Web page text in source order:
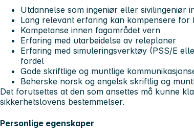
Utdannelse som ingeniør eller sivilingeniør
Lang relevant erfaring kan kompensere for
Kompetanse innen fagområdet vern
Erfaring med utarbeidelse av releplaner
Erfaring med simuleringsverktøy (PSS/E
fordel
Gode skriftlige og muntlige
Beherske norsk og engelsk skriftlig og
Det forutsettes at den som ansettes må kunne
sikkerhetslovens bestemmelser.
Personlige egenskaper